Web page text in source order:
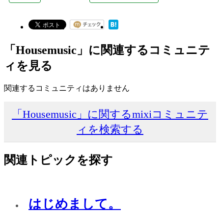
「Housemusic」に関連するコミュニテ
ィを見る
関連するコミュニティはありません
「Housemusic」に関するmixiコミュニテ
ィを検索する
関連トピックを探す
はじめまして。